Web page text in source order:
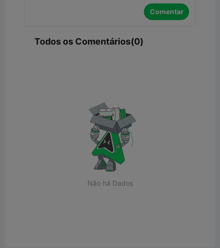
Comentar
Todos os Comentários(0)
Não há Dados